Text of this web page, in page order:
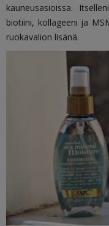
kauneusasioissa.
biotiini, kollageeni ja
ruokavalion lisänä.